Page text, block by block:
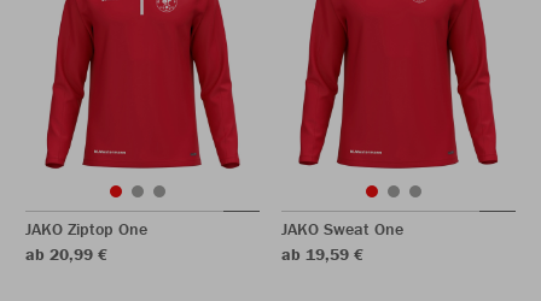
JAKO Ziptop One
ab 20,99 €
JAKO Sweat One
ab 19,59 €